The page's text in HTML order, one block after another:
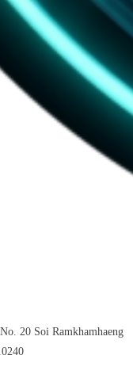
20 Soi Ramkhamhaeng